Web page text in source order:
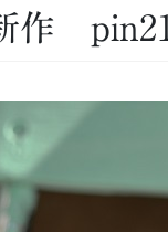
作 pin21